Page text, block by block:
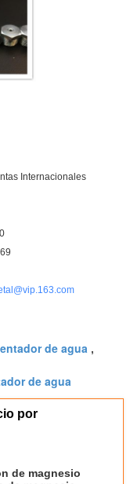
Internacionales
de agua ,
de agua
por
de magnesio